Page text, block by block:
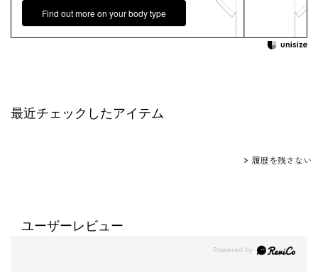
Find out more on your body type
最近チェックしたアイテム
履歴を残さない
ユーザーレビュー